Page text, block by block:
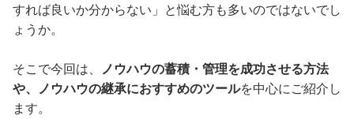
すれば良いか分からない」と悩む方も多いのではないでし
ょうか。
そこで今回は、
ノウハウの蓄積・管理を成功させる方法
や、ノウハウの継承におすすめのツールを中心にご紹介し
ます。